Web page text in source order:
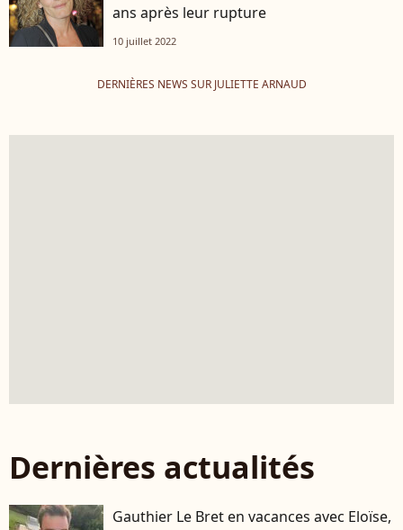
ans après leur rupture
10 juillet 2022
DERNIÈRES NEWS SUR JULIETTE ARNAUD
Dernières actualités
Gauthier Le Bret en vacances avec Eloïse,